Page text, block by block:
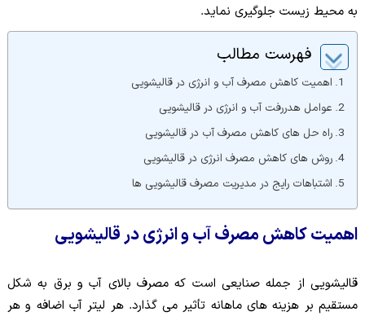
به محیط زیست جلوگیری نماید.
فهرست مطالب
اهمیت کاهش مصرف آب و انرژی در قالیشویی
عوامل هدررفت آب و انرژی در قالیشویی
راه حل های کاهش مصرف آب در قالیشویی
روش های کاهش مصرف انرژی در قالیشویی
اشتباهات رایج در مدیریت مصرف قالیشویی ها
اهمیت کاهش مصرف آب و انرژی در قالیشویی
قالیشویی از جمله صنایعی است که مصرف بالای آب و برق به شکل
مستقیم بر هزینه های ماهانه تأثیر می گذارد. هر لیتر آب اضافه و هر